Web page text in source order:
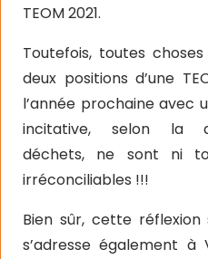
TEOM 2021.
Toutefois, toutes
deux positions d’une
l’année prochaine avec
incitative, selon la
déchets,
ne sont ni
irréconciliables !!!
Bien sûr, cette réflexion
s’adresse également à